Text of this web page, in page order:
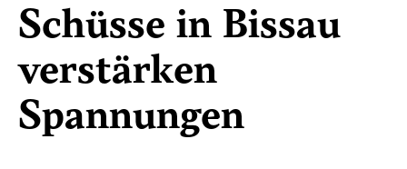
Schüsse in Bissau
verstärken
Spannungen